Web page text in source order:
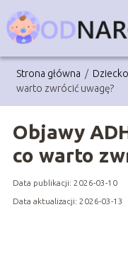
Strona główna / Dziecko
warto zwrócić uwagę?
Objawy
co warto
Data publikacji: 2026-03-10
Data aktualizacji: 2026-03-13